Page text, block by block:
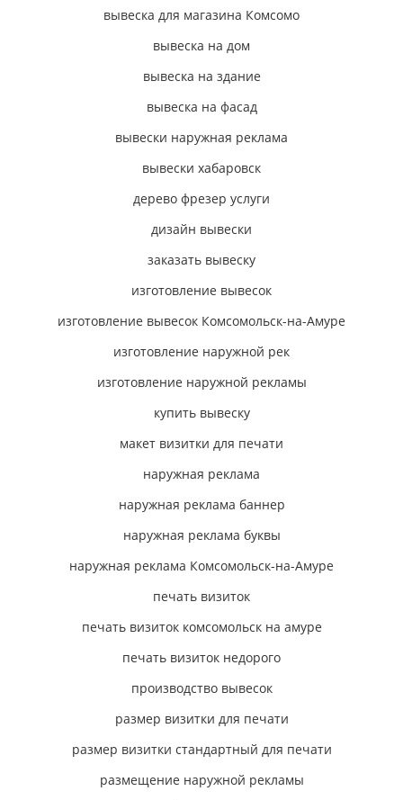
вывеска для магазина Комсомо
вывеска на дом
вывеска на здание
вывеска на фасад
вывески наружная реклама
вывески хабаровск
дерево фрезер услуги
дизайн вывески
заказать вывеску
изготовление вывесок
изготовление вывесок Комсомольск-на-Амуре
изготовление наружной рек
изготовление наружной рекламы
купить вывеску
макет визитки для печати
наружная реклама
наружная реклама баннер
наружная реклама буквы
наружная реклама Комсомольск-на-Амуре
печать визиток
печать визиток комсомольск на амуре
печать визиток недорого
производство вывесок
размер визитки для печати
размер визитки стандартный для печати
размещение наружной рекламы